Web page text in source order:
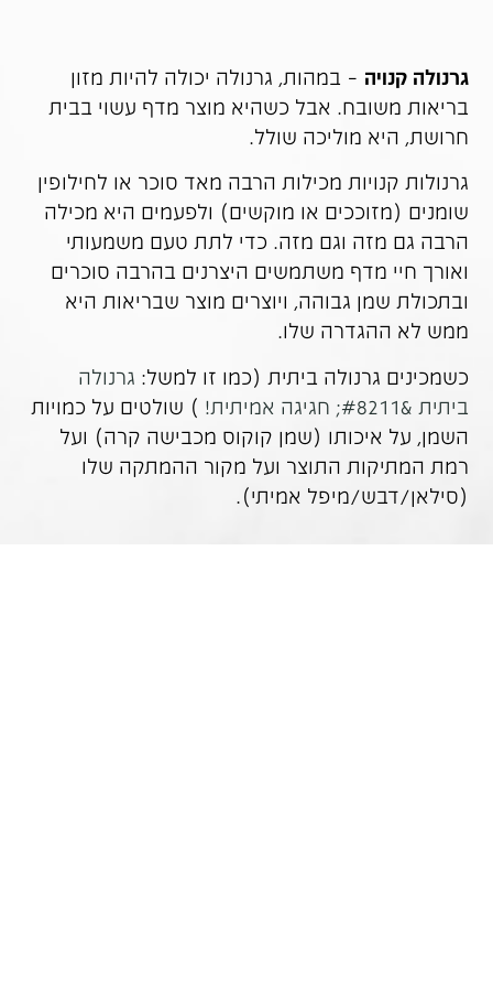
גרנולה קנויה – במהות, גרנולה יכולה להיות מזון
בריאות משובח. אבל כשהיא מוצר מדף עשוי בבית
חרושת, היא מוליכה שולל.
גרנולות קנויות מכילות הרבה מאד סוכר או לחילופין
שומנים (מזוככים או מוקשים) ולפעמים היא מכילה
הרבה גם מזה וגם מזה. כדי לתת טעם משמעותי
ואורך חיי מדף משתמשים היצרנים בהרבה סוכרים
ובתכולת שמן גבוהה, ויוצרים מוצר שבריאות היא
ממש לא ההגדרה שלו.
כשמכינים גרנולה ביתית (כמו זו למשל: גרנולה
ביתית &#8211; חגיגה אמיתית!
) שולטים על כמויות
השמן, על איכותו (שמן קוקוס מכבישה קרה) ועל
רמת המתיקות התוצר ועל מקור ההמתקה שלו
(סילאן/דבש/מיפל אמיתי).